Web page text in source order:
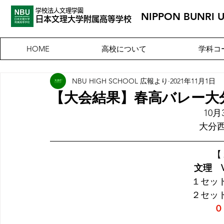
学校法人文理学園
​日本文理大学附属高等学校 NIPPON BUNRI
HOME 高校について 学科コ
【大会結果】春高バレー
NBU HIGH SCHOOL 広報より 2021年11月1日
10
大分
文理　
１セッ
２セッ